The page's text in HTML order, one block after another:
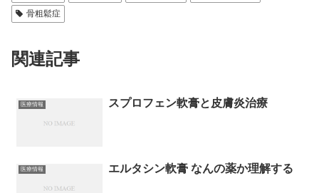
骨粗鬆症
関連記事
医療情報 スプロフェン軟膏と皮膚炎治療
医療情報 エルタシン軟膏 なんの薬か理解する